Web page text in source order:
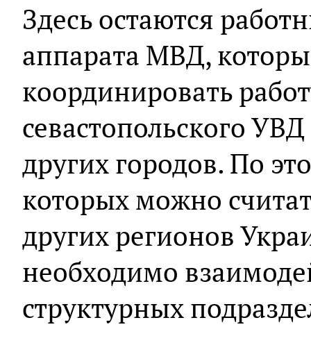
Здесь остаются
аппарата МВД,
координировать
севастопольского
других городов. По
которых можно
других регионов
необходимо
структурных